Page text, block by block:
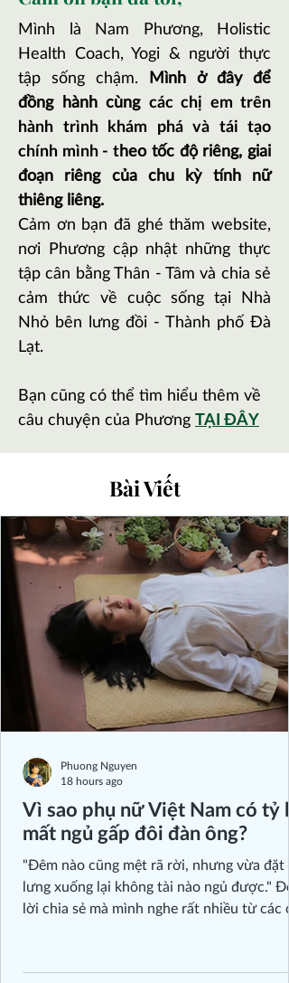
Mình là Nam Phương, Holistic
Health Coach, Yogi & người thực
tập sống chậm.
Mình ở đây để
đồng hành cùng các chị em trên
hành trình khám phá và tái tạo
chính mình - theo tốc độ riêng, giai
đoạn riêng của chu kỳ tính nữ
thiêng liêng.
Cảm ơn bạn đã ghé thăm website,
nơi Phương cập nhật những thực
tập cân bằng Thân - Tâm và chia sẻ
cảm thức về cuộc sống tại Nhà
Nhỏ bên lưng đồi - Thành phố Đà
Lạt.
Bạn cũng có thể tìm hiểu thêm về
câu chuyện của Phương TẠI ĐÂY​
Bài Viết
Vì sao phụ nữ Việt Nam có tỷ lệ
mất ngủ gấp đôi đàn ông?
"Đêm nào cũng mệt rã rời, nhưng vừa đặt
lưng xuống lại không tài nào ngủ được."
lời chia sẻ mà mình nghe rất nhiều từ các
như nhiều người khác, thường nghĩ ngay
Phuong Nguyen
18 hours ago